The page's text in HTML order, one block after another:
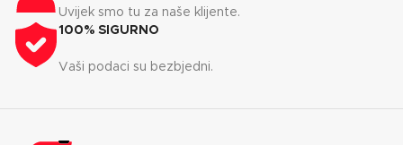
Uvijek smo tu za naše klijente.
100% SIGURNO
Vaši podaci su bezbjedni.